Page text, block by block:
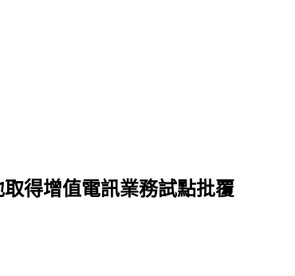
得增值電訊業務試點批覆